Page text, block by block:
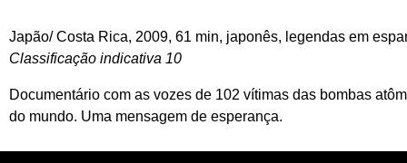
Japão/ Costa Rica, 2009, 61 min, japonês, legendas em
Classificação indicativa 10
Documentário com as vozes de 102 vítimas das bombas
do mundo. Uma mensagem de esperança.